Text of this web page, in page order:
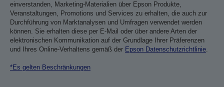
einverstanden, Marketing-Materialien über Epson Produkte,
Veranstaltungen, Promotions und Services zu erhalten, die auch zur
Durchführung von Marktanalysen und Umfragen verwendet werden
können. Sie erhalten diese per E-Mail oder über andere Arten der
elektronischen Kommunikation auf der Grundlage Ihrer Präferenzen
und Ihres Online-Verhaltens gemäß der Epson Datenschutzrichtlinie.
*Es gelten Beschränkungen